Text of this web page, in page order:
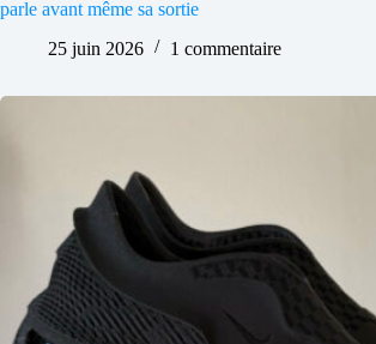
parle avant même sa sortie
25 juin 2026
1 commentaire